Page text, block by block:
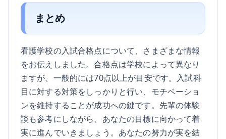
まとめ
看護学校の入試合格点について、さまざまな情報
をお伝えしました。合格点は学校によって異なり
ますが、一般的には70点以上が目安です。入試科
目に対する対策をしっかりと行い、モチベーショ
ンを維持することが成功への鍵です。先輩の体験
談も参考にしながら、あなたの目標に向かって着
実に進んでいきましょう。あなたの努力が実を結